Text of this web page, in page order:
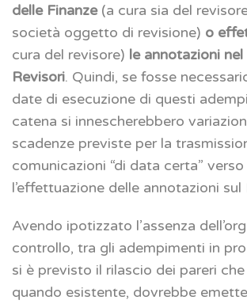
delle Finanze(a cura sia del
società oggetto di revisione) o
cura del revisore) le annotazioni
Revisori. Quindi, se fosse
date di esecuzione di questi
catena si innescherebbero
scadenze previste per la
comunicazioni “di data certa”
l’effettuazione delle annotazioni sul
Avendo ipotizzato l’assenza
controllo, tra gli adempimenti in
si è previsto il rilascio dei pareri
quando esistente, dovrebbe